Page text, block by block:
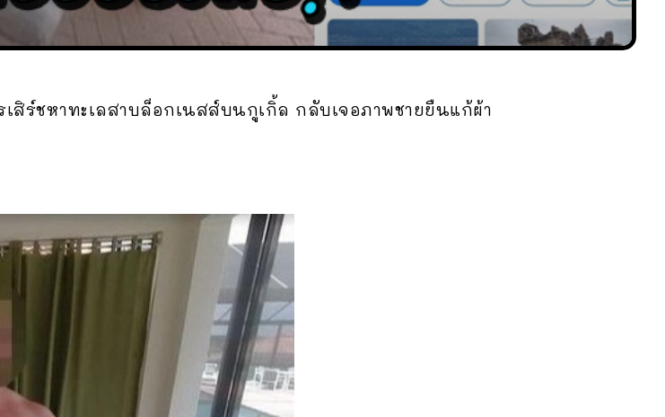
เสิร์ชหาทะเลสาบล็อกเนสส์บนกูเกิ้ล กลับเจอภาพชายยืนแก้ผ้า